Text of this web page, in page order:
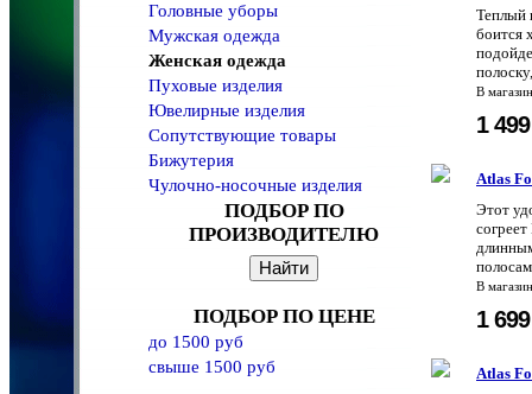
Головные уборы
Мужская одежда
Женская одежда
Пуховые изделия
Ювелирные изделия
Сопутствующие товары
Бижутерия
Чулочно-носочные изделия
ПОДБОР ПО
ПРОИЗВОДИТЕЛЮ
ПОДБОР ПО ЦЕНЕ
до 1500 руб
свыше 1500 руб
Теплый
боится
В
1
Atlas
Этот
В
1
Atlas